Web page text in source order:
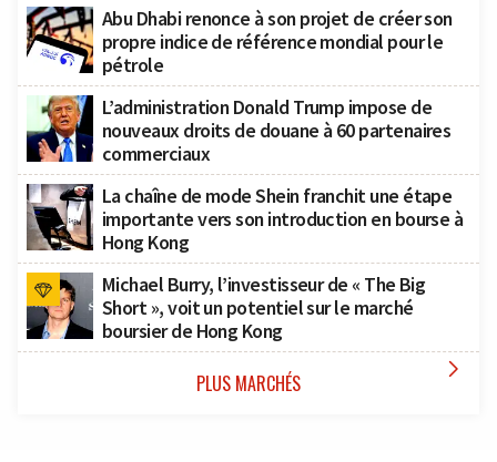
Abu Dhabi renonce à son projet de créer son
propre indice de référence mondial pour le
pétrole
L’administration Donald Trump impose de
nouveaux droits de douane à 60 partenaires
commerciaux
La chaîne de mode Shein franchit une étape
importante vers son introduction en bourse à
Hong Kong
Michael Burry, l’investisseur de « The Big
Short », voit un potentiel sur le marché
boursier de Hong Kong
PLUS MARCHÉS 